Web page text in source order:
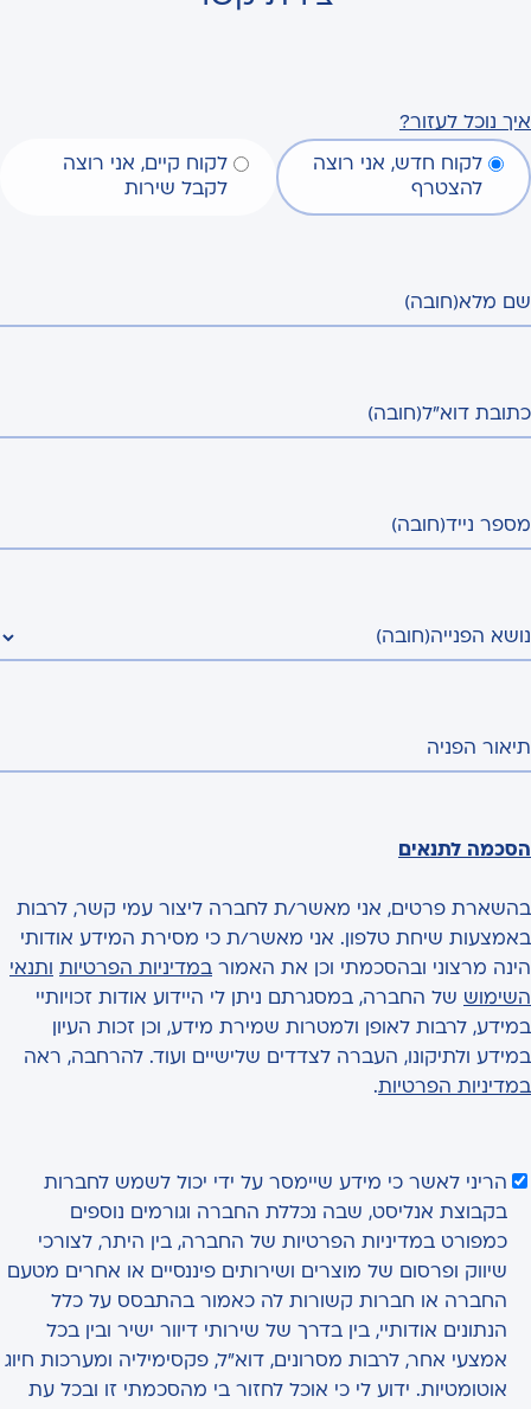
איך נוכל לעזור?
לקוח חדש, אני רוצה
להצטרף
לקוח קיים, אני רוצה
לקבל שירות
שם מלא(חובה)
כתובת דוא"ל(חובה)
מספר נייד(חובה)
נושא הפנייה(חובה)
תיאור הפניה
הסכמה לתנאים
בהשארת פרטים, אני מאשר/ת לחברה ליצור עמי קשר, לרבות
באמצעות שיחת טלפון. אני מאשר/ת כי מסירת המידע אודותי
הינה מרצוני ובהסכמתי וכן את האמור במדיניות הפרטיות ותנאי
השימוש של החברה, במסגרתם ניתן לי היידוע אודות זכויותיי
במידע, לרבות לאופן ולמטרות שמירת מידע, וכן זכות העיון
במידע ולתיקונו, העברה לצדדים שלישיים ועוד. להרחבה, ראה
במדיניות הפרטיות.
הריני לאשר כי מידע שיימסר על ידי יכול לשמש לחברות
בקבוצת אנליסט, שבה נכללת החברה וגורמים נוספים
כמפורט במדיניות הפרטיות של החברה, בין היתר, לצורכי
שיווק ופרסום של מוצרים ושירותים פיננסיים או אחרים מטעם
החברה או חברות קשורות לה כאמור בהתבסס על כלל
הנתונים אודותיי, בין בדרך של שירותי דיוור ישיר ובין בכל
אמצעי אחר, לרבות מסרונים, דוא"ל, פקסימיליה ומערכות חיוג
אוטומטיות. ידוע לי כי אוכל לחזור בי מהסכמתי זו ובכל עת